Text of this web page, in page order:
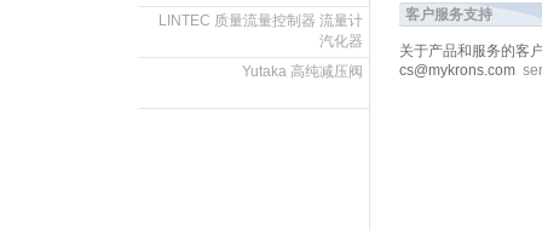
LINTEC 质量流量控制器 流量计
汽化器
Yutaka 高纯减压阀
客户服务支持
关于产品和服务的客
cs@mykrons.com